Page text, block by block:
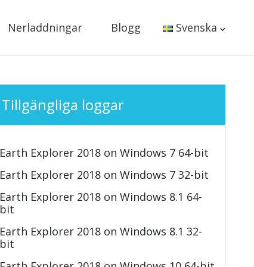
Nerladdningar Blogg Svenska
Tillgängliga loggar
Earth Explorer 2018 on Windows 7 64-bit
Earth Explorer 2018 on Windows 7 32-bit
Earth Explorer 2018 on Windows 8.1 64-
bit
Earth Explorer 2018 on Windows 8.1 32-
bit